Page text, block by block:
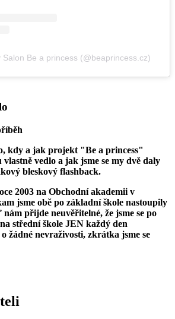
Be a princess (@beaprincess.cz)
kdy a jak projekt "Be a princess"
vedlo a jak jsme se my dvě daly
bleskový flashback.
2003 na Obchodní akademii v
jsme obě po základní škole nastoupily
přijde neuvěřitelné, že jsme se po
střední škole JEN každý den
žádné nevraživosti, zkrátka jsme se